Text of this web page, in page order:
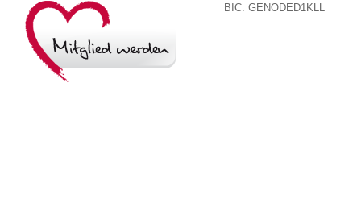
BIC: GENODED1KLL